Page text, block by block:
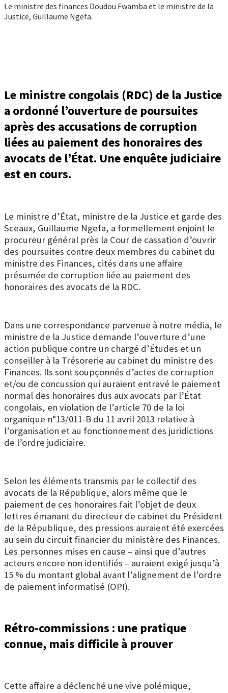
Le ministre des finances Doudou Fwamba et le ministre de la
Justice, Guillaume Ngefa.
Le ministre congolais (RDC) de la Justice
a ordonné l’ouverture de poursuites
après des accusations de corruption
liées au paiement des honoraires des
avocats de l’État. Une enquête judiciaire
est en cours.
Le ministre d’État, ministre de la Justice et garde des
Sceaux, Guillaume Ngefa, a formellement enjoint le
procureur général près la Cour de cassation d’ouvrir
des poursuites contre deux membres du cabinet du
ministre des Finances, cités dans une affaire
présumée de corruption liée au paiement des
honoraires des avocats de la RDC.
Dans une correspondance parvenue à notre média, le
ministre de la Justice demande l’ouverture d’une
action publique contre un chargé d’Études et un
conseiller à la Trésorerie au cabinet du ministre des
Finances. Ils sont soupçonnés d’actes de corruption
et/ou de concussion qui auraient entravé le paiement
normal des honoraires dus aux avocats par l’État
congolais, en violation de l’article 70 de la loi
organique n°13/011-B du 11 avril 2013 relative à
l’organisation et au fonctionnement des juridictions
de l’ordre judiciaire.
Selon les éléments transmis par le collectif des
avocats de la République, alors même que le
paiement de ces honoraires fait l’objet de deux
lettres émanant du directeur de cabinet du Président
de la République, des pressions auraient été exercées
au sein du circuit financier du ministère des Finances.
Les personnes mises en cause – ainsi que d’autres
acteurs encore non identifiés – auraient exigé jusqu’à
15 % du montant global avant l’alignement de l’ordre
de paiement informatisé (OPI).
Rétro-commissions : une pratique
connue, mais difficile à prouver
Cette affaire a déclenché une vive polémique,